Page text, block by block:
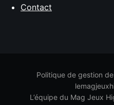
Contact
Politique de gestion
L’équipe du Mag Jeux